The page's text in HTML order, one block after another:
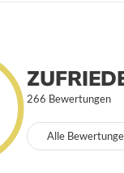
266 Bewertungen
Alle